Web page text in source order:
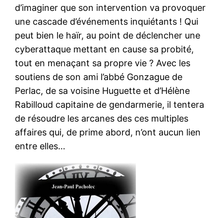
d’imaginer que son intervention va provoquer
une cascade d’événements inquiétants ! Qui
peut bien le haïr, au point de déclencher une
cyberattaque mettant en cause sa probité,
tout en menaçant sa propre vie ? Avec les
soutiens de son ami l’abbé Gonzague de
Perlac, de sa voisine Huguette et d’Hélène
Rabilloud capitaine de gendarmerie, il tentera
de résoudre les arcanes des ces multiples
affaires qui, de prime abord, n’ont aucun lien
entre elles…